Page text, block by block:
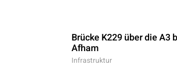
Brücke K229 über die A3
Afham
Infrastruktur